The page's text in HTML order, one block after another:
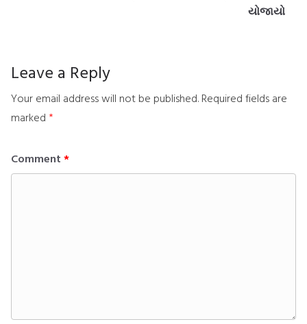
યોજાયો
Leave a Reply
Your email address will not be published. Required fields are
marked *
Comment *